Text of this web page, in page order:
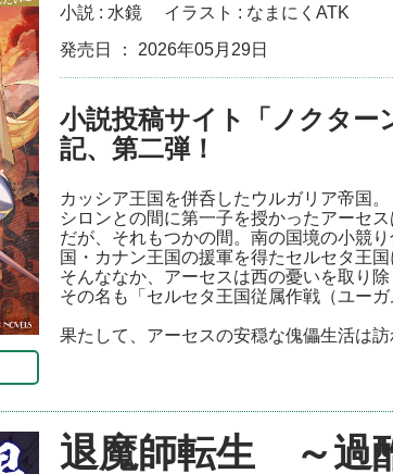
小説 : 水鏡 イラスト : なまにくATK
発売日 ： 2026年05月29日
小説投稿サイト「ノクター
記、第二弾！
カッシア王国を併呑したウルガリア帝国。
シロンとの間に第一子を授かったアーセス
だが、それもつかの間。南の国境の小競
国・カナン王国の援軍を得たセルセタ王国
そんななか、アーセスは西の憂いを取り
その名も「セルセタ王国従属作戦（ユー
果たして、アーセスの安穏な傀儡生活は訪
退魔師転生 ～過